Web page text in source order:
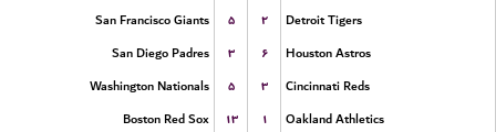
San Francisco Giants
۵ ۲
Detroit Tigers
San Diego Padres
۳ ۶
Houston Astros
Washington Nationals
۵ ۳
Cincinnati Reds
Boston Red Sox
۱۳ ۱
Oakland Athletics